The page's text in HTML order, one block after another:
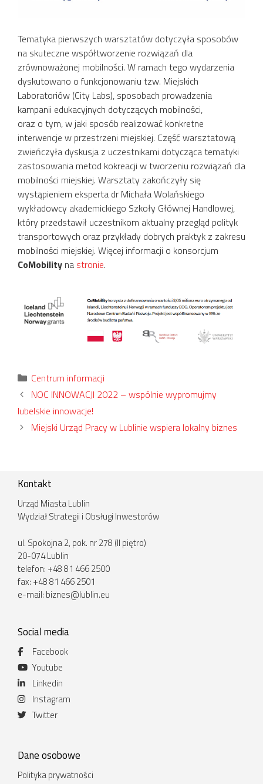
Tematyka pierwszych warsztatów dotyczyła sposobów
na skuteczne współtworzenie rozwiązań dla
zrównoważonej mobilności. W ramach tego wydarzenia
dyskutowano o funkcjonowaniu tzw. Miejskich
Laboratoriów (City Labs), sposobach prowadzenia
kampanii edukacyjnych dotyczących mobilności,
oraz o tym, w jaki sposób realizować konkretne
interwencje w przestrzeni miejskiej. Część warsztatową
zwieńczyła dyskusja z uczestnikami dotycząca tematyki
zastosowania metod kokreacji w tworzeniu rozwiązań dla
mobilności miejskiej. Warsztaty zakończyły się
wystąpieniem eksperta dr Michała Wolańskiego
wykładowcy akademickiego Szkoły Głównej Handlowej,
który przedstawił uczestnikom aktualny przegląd polityk
transportowych oraz przykłady dobrych praktyk z zakresu
mobilności miejskiej. Więcej informacji o konsorcjum
CoMobility na stronie.
Kategorie
Centrum informacji
NOC INNOWACJI 2022 – wspólnie wypromujmy
lubelskie innowacje!
Miejski Urząd Pracy w Lublinie wspiera lokalny biznes
Kontakt
Urząd Miasta Lublin
Wydział Strategii i Obsługi Inwestorów
ul. Spokojna 2, pok. nr 278 (II piętro)
20-074 Lublin
telefon: +48 81 466 2500
fax: +48 81 466 2501
e-mail: biznes@lublin.eu
Social media
Facebook
Youtube
Linkedin
Instagram
Twitter
Dane osobowe
Polityka prywatności